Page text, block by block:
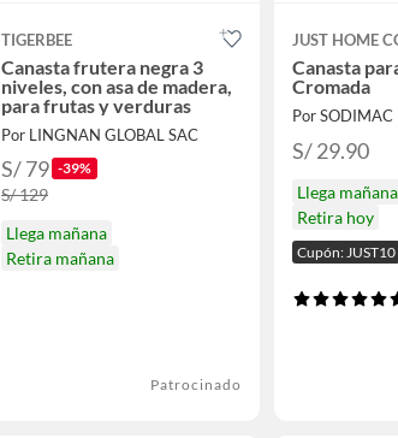
TIGERBEE
Canasta frutera negra 3
niveles, con asa de madera,
para frutas y verduras
Por LINGNAN GLOBAL SAC
S/ 79 -39%
S/ 129
Llega mañana
Retira mañana
Patrocinado
JUST HOME
Canasta
Cromada
Por SODIMAC
S/ 29.90
Llega mañana
Retira hoy
Cupón: JUST10